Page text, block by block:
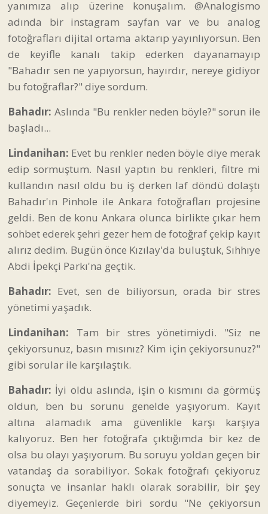
yanımıza alıp üzerine konuşalım. @Analogismo
adında bir instagram sayfan var ve bu analog
fotoğrafları dijital ortama aktarıp yayınlıyorsun. Ben
de keyifle kanalı takip ederken dayanamayıp
"Bahadır sen ne yapıyorsun, hayırdır, nereye gidiyor
bu fotoğraflar?" diye sordum.
Bahadır: Aslında "Bu renkler neden böyle?" sorun ile
başladı...
Lindanihan: Evet bu renkler neden böyle diye merak
edip sormuştum. Nasıl yaptın bu renkleri, filtre mi
kullandın nasıl oldu bu iş derken laf döndü dolaştı
Bahadır'ın Pinhole ile Ankara fotoğrafları projesine
geldi. Ben de konu Ankara olunca birlikte çıkar hem
sohbet ederek şehri gezer hem de fotoğraf çekip kayıt
alırız dedim. Bugün önce Kızılay'da buluştuk, Sıhhıye
Abdi İpekçi Parkı'na geçtik.
Bahadır: Evet, sen de biliyorsun, orada bir stres
yönetimi yaşadık.
Lindanihan: Tam bir stres yönetimiydi. "Siz ne
çekiyorsunuz, basın mısınız? Kim için çekiyorsunuz?"
gibi sorular ile karşılaştık.
Bahadır: İyi oldu aslında, işin o kısmını da görmüş
oldun, ben bu sorunu genelde yaşıyorum. Kayıt
altına alamadık ama güvenlikle karşı karşıya
kalıyoruz. Ben her fotoğrafa çıktığımda bir kez de
olsa bu olayı yaşıyorum. Bu soruyu yoldan geçen bir
vatandaş da sorabiliyor. Sokak fotoğrafı çekiyoruz
sonuçta ve insanlar haklı olarak sorabilir, bir şey
diyemeyiz. Geçenlerde biri sordu "Ne çekiyorsun